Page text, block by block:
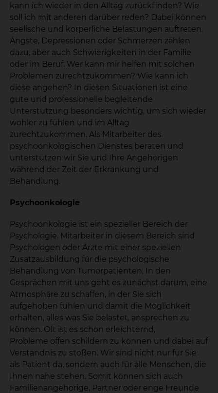
kann ich wieder in den Alltag zurückfinden? Wie
soll ich mit anderen darüber reden? Dabei können
seelische und körperliche Belastungen auftreten.
Ängste, Depressionen oder Schmerzen zählen
dazu, aber auch Schwierigkeiten in der Familie
oder im Beruf. Wer kann mir helfen mit solchen
Problemen zurechtzukommen? Wie kann ich
diese angehen? In diesen Situationen ist eine
gute und professionelle begleitende
Unterstützung besonders wichtig, um sich wieder
wohler zu fühlen und im Alltag
zurechtzukommen. Als Mitarbeiter des
psychoonkologischen Dienstes beraten und
unterstützen wir Sie und Ihre Angehörigen
während der Zeit der Erkrankung und
Behandlung.
Psychoonkologie
Psychoonkologie ist ein spezieller Bereich der
Psychologie. Mitarbeiter in diesem Bereich sind
Psychologen oder Ärzte mit einer speziellen
Zusatzausbildung für die psychologische
Behandlung von Tumorpatienten. In den
Gesprächen mit uns geht es zunächst darum, eine
Atmosphäre zu schaffen, in der Sie sich
aufgehoben fühlen und damit die Möglichkeit
erhalten, alles was Sie belastet, ansprechen zu
können. Oft ist es schon erleichternd,
Probleme offen schildern zu können und dabei auf
Verständnis zu stoßen. Wir sind nicht nur für Sie
als Patient da, sondern auch für alle Menschen, die
Ihnen nahe stehen. Somit können sich auch
Familienangehörige, Partner oder enge Freunde